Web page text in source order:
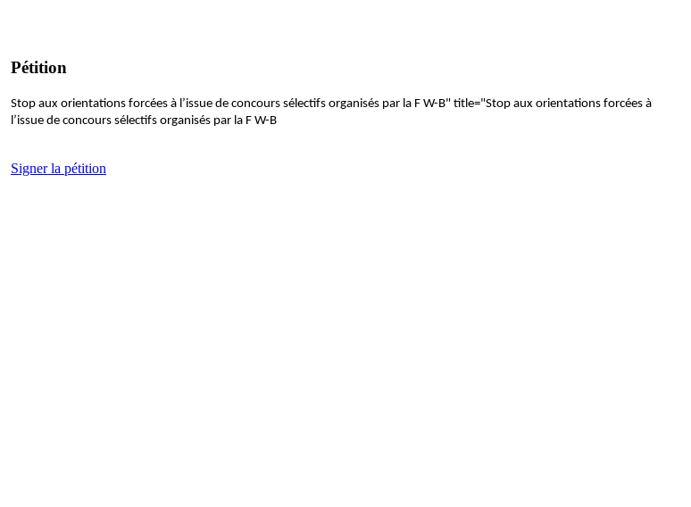
Pétition
Stop aux orientations forcées à l’issue de concours sélectifs organisés par la F W-B" title="Stop aux orientations forcées à
l’issue de concours sélectifs organisés par la F W-B
Signer la pétition